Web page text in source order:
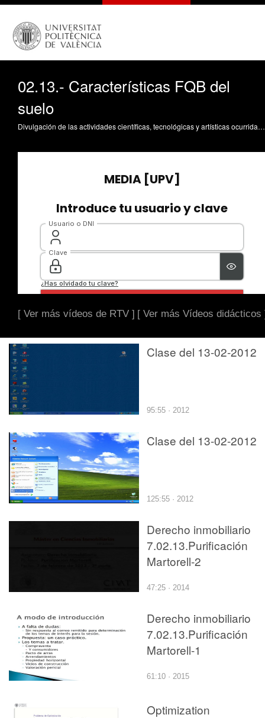
02.13.- Características FQB del
suelo
Divulgación de las actividades científicas, tecnológicas y artísticas ocurridas en los tres campus de la UPV
[ Ver más vídeos de RTV ] [ Ver más Vídeos didácticos
Clase del 13-02-2012
95:55 · 2012
Clase del 13-02-2012
125:55 · 2012
Derecho inmobiliario
7.02.13.Purificación
Martorell-2
47:25 · 2014
Derecho inmobiliario
7.02.13.Purificación
Martorell-1
61:10 · 2015
Optimization